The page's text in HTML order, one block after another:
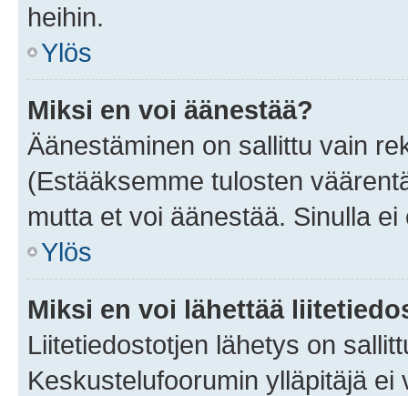
heihin.
Ylös
Miksi en voi äänestää?
Äänestäminen on sallittu vain
(Estääksemme tulosten
mutta et voi äänestää. Sinulla
Ylös
Miksi en voi lähettää
Liitetiedostotjen lähetys on
Keskustelufoorumin ylläpitäjä